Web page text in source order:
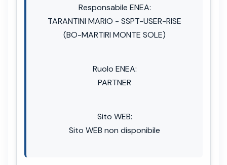
Responsabile ENEA:
TARANTINI MARIO - SSPT-USER-RISE
(BO-MARTIRI MONTE SOLE)
Ruolo ENEA:
PARTNER
Sito WEB:
Sito WEB non disponibile